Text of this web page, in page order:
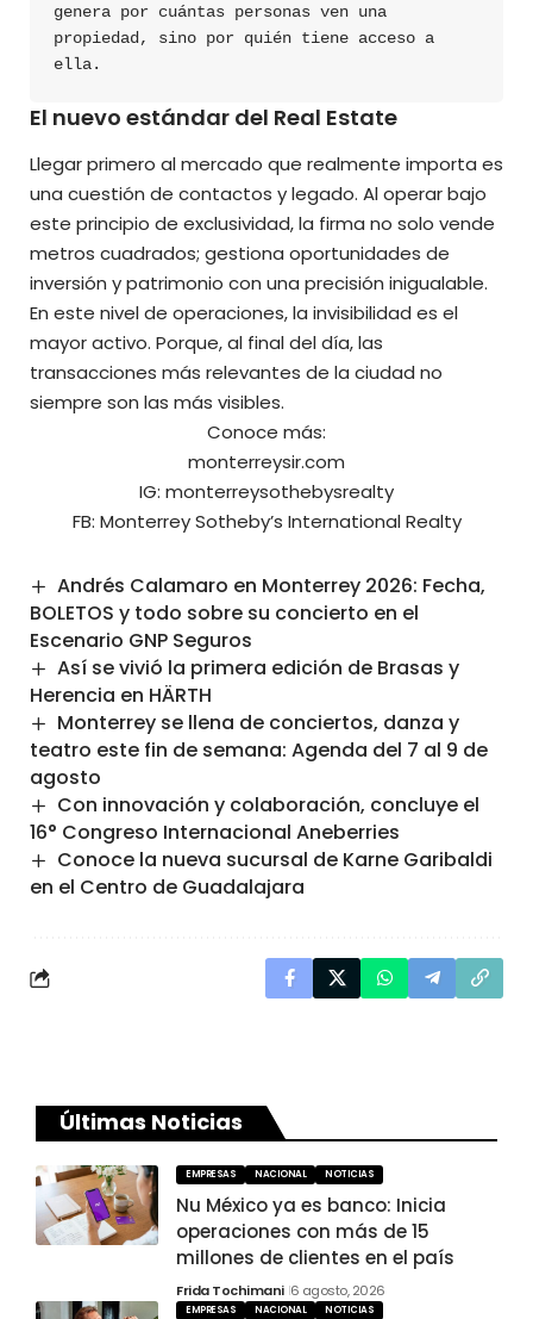
genera por cuántas personas ven una
propiedad, sino por quién tiene acceso a
ella.
El nuevo estándar del Real Estate
Llegar primero al mercado que realmente importa es
una cuestión de contactos y legado. Al operar bajo
este principio de exclusividad, la firma no solo vende
metros cuadrados; gestiona oportunidades de
inversión y patrimonio con una precisión inigualable.
En este nivel de operaciones, la invisibilidad es el
mayor activo. Porque, al final del día, las
transacciones más relevantes de la ciudad no
siempre son las más visibles.
Conoce más:
monterreysir.com
IG: monterreysothebysrealty
FB: Monterrey Sotheby’s International Realty
Andrés Calamaro en Monterrey 2026: Fecha,
BOLETOS y todo sobre su concierto en el
Escenario GNP Seguros
Así se vivió la primera edición de Brasas y
Herencia en HÄRTH
Monterrey se llena de conciertos, danza y
teatro este fin de semana: Agenda del 7 al 9 de
agosto
Con innovación y colaboración, concluye el
16° Congreso Internacional Aneberries
Conoce la nueva sucursal de Karne Garibaldi
en el Centro de Guadalajara
Últimas Noticias
EMPRESAS NACIONAL NOTICIAS
Nu México ya es banco: Inicia
operaciones con más de 15
millones de clientes en el país
Frida Tochimani 6 agosto, 2026
EMPRESAS NACIONAL NOTICIAS